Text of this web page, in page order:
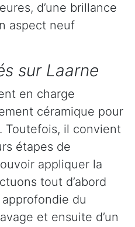
d’une brillance
aspect neuf
sur Laarne
en charge
céramique pour
Toutefois, il convient
étapes de
appliquer la
tout d’abord
du
et ensuite d’un